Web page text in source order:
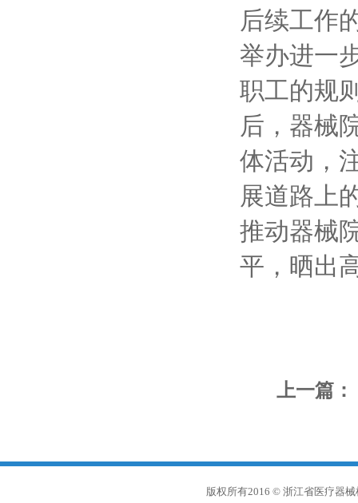
后续工作
举办进一
职工的规
后，器械
体活动，
展道路上
推动器械
平，晒出
上一篇：
版权所有2016 © 浙江省医疗器